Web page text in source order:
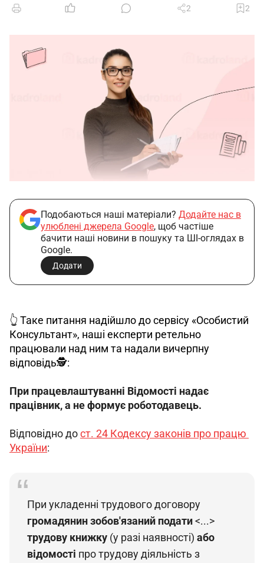
2
2
Подобаються наші матеріали? Додайте нас в
улюблені джерела Google, щоб частіше
бачити наші новини в пошуку та ШІ-оглядах в
Google.
Додати
👆 Таке питання надійшло до сервісу «Особистий
Консультант», наші експерти ретельно
працювали над ним та надали вичерпну
відповідь🕵️:
При працевлаштуванні Відомості надає
працівник, а не формує роботодавець.
Відповідно до ст. 24 Кодексу законів про працю
України:
При укладенні трудового договору
громадянин зобов'язаний подати <...>
трудову книжку (у разі наявності) або
відомості про трудову діяльність з